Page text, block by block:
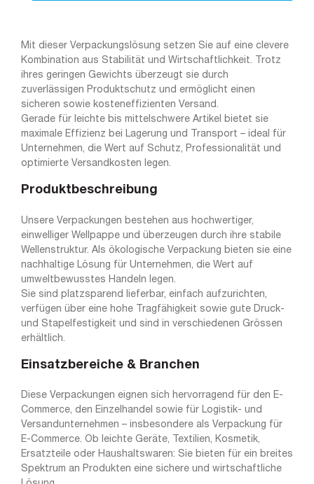
Mit dieser Verpackungslösung setzen Sie auf eine clevere
Kombination aus Stabilität und Wirtschaftlichkeit. Trotz
ihres geringen Gewichts überzeugt sie durch
zuverlässigen Produktschutz und ermöglicht einen
sicheren sowie kosteneffizienten Versand.
Gerade für leichte bis mittelschwere Artikel bietet sie
maximale Effizienz bei Lagerung und Transport – ideal für
Unternehmen, die Wert auf Schutz, Professionalität und
optimierte Versandkosten legen.
Produktbeschreibung
Unsere Verpackungen bestehen aus hochwertiger,
einwelliger Wellpappe und überzeugen durch ihre stabile
Wellenstruktur. Als ökologische Verpackung bieten sie eine
nachhaltige Lösung für Unternehmen, die Wert auf
umweltbewusstes Handeln legen.
Sie sind platzsparend lieferbar, einfach aufzurichten,
verfügen über eine hohe Tragfähigkeit sowie gute Druck-
und Stapelfestigkeit und sind in verschiedenen Grössen
erhältlich.
Einsatzbereiche & Branchen
Diese Verpackungen eignen sich hervorragend für den E-
Commerce, den Einzelhandel sowie für Logistik- und
Versandunternehmen – insbesondere als Verpackung für
E-Commerce. Ob leichte Geräte, Textilien, Kosmetik,
Ersatzteile oder Haushaltswaren: Sie bieten für ein breites
Spektrum an Produkten eine sichere und wirtschaftliche